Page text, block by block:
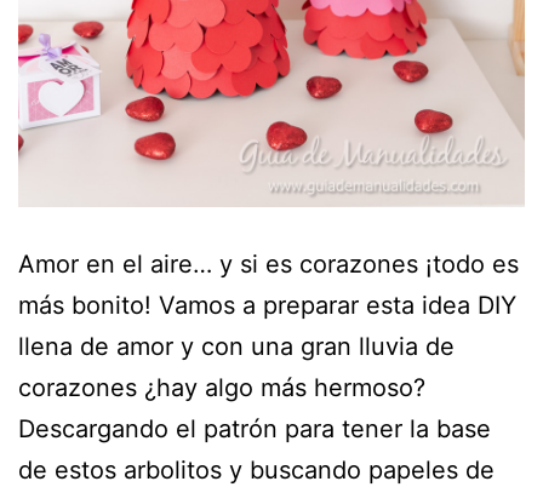
Amor en el aire… y si es corazones ¡todo es
más bonito! Vamos a preparar esta idea DIY
llena de amor y con una gran lluvia de
corazones ¿hay algo más hermoso?
Descargando el patrón para tener la base
de estos arbolitos y buscando papeles de